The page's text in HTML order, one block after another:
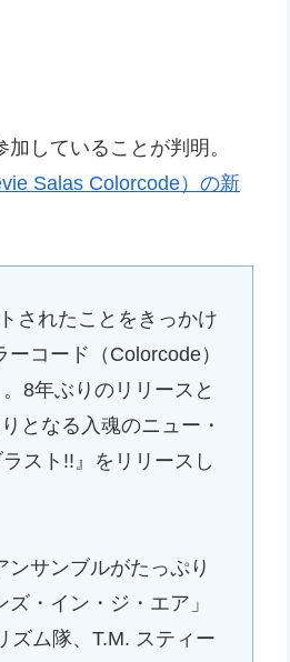
していることが判明。
Salas Colorcode）の新
されたことをきっかけ
コード（Colorcode）
8年ぶりのリリースと
となる入魂のニュー・
スト!!』をリリースし
サンブルがたっぷり
・イン・ジ・エア」
ズム隊、T.M. スティー